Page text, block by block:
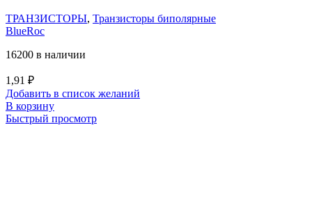
ТРАНЗИСТОРЫ, Транзисторы биполярные
BlueRoc
16200 в наличии
1,91 ₽
Добавить в список желаний
В корзину
Быстрый просмотр